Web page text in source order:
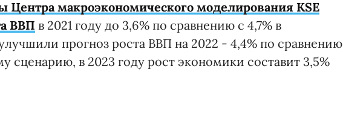
Центра макроэкономического моделирования KSE
ВВП в 2021 году до 3,6% по сравнению с 4,7% в
прогноз роста ВВП на 2022 - 4,4% по сравнению
сценарию, в 2023 году рост экономики составит 3,5%